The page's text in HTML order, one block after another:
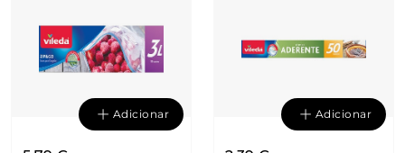
Adicionar Adicionar